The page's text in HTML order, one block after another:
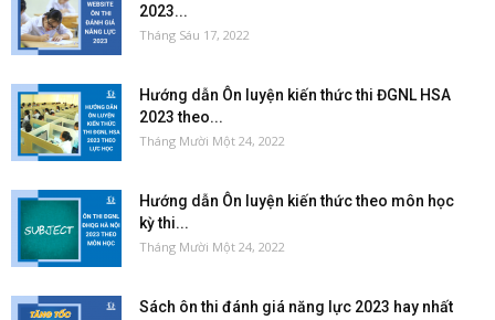
2023...
Tháng Sáu 17, 2022
Hướng dẫn Ôn luyện kiến thức thi ĐGNL HSA
2023 theo...
Tháng Mười Một 24, 2022
Hướng dẫn Ôn luyện kiến thức theo môn học
kỳ thi...
Tháng Mười Một 24, 2022
Sách ôn thi đánh giá năng lực 2023 hay nhất